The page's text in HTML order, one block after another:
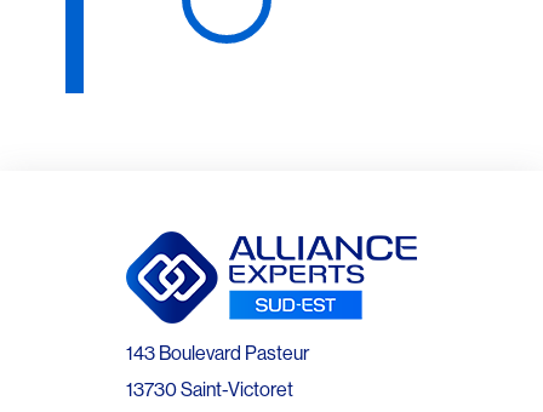
143 Boulevard Pasteur
13730 Saint-Victoret